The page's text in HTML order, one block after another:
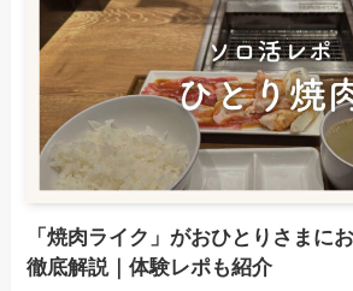
「焼肉ライク」がおひとりさまに
徹底解説｜体験レポも紹介